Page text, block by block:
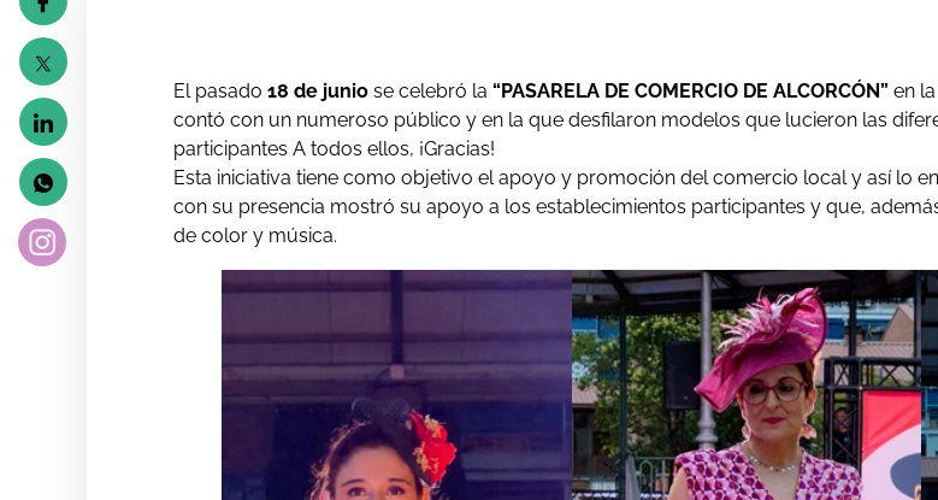
El pasado 18 de juniose celebró la“PASARELA DE COMERCIO DE ALCORCÓN” en la
contó con un numeroso público y en la que desfilaron modelos que lucieron las
participantes A todos ellos, ¡Gracias!
Esta iniciativa tiene como objetivo el apoyo y promoción del comercio local y así lo
con su presencia mostró su apoyo a los establecimientos participantes y que,
de color y música.